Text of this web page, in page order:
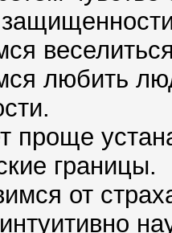
любить
проще
границы.
от